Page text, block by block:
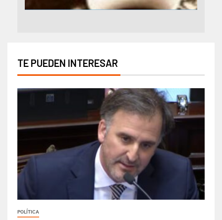
TE PUEDEN INTERESAR
POLÍTICA